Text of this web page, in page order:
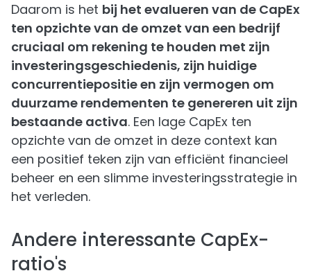
Daarom is het bij het evalueren van de CapEx
ten opzichte van de omzet van een bedrijf
cruciaal om rekening te houden met zijn
investeringsgeschiedenis, zijn huidige
concurrentiepositie en zijn vermogen om
duurzame rendementen te genereren uit zijn
bestaande activa. Een lage CapEx ten
opzichte van de omzet in deze context kan
een positief teken zijn van efficiënt financieel
beheer en een slimme investeringsstrategie in
het verleden.
Andere interessante CapEx-
ratio's